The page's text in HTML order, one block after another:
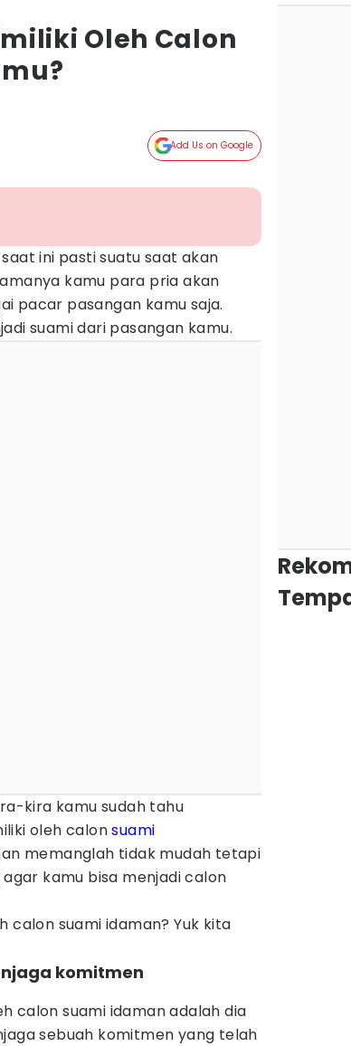
Oleh Calon
Add Us on Google
ini pasti suatu saat akan
kamu para pria akan
pacar pasangan kamu saja.
suami dari pasangan kamu.
kira kamu sudah tahu
oleh calonsuami
memanglah tidak mudah tetapi
kamu bisa menjadi calon
calon suami idaman? Yuk kita
komitmen
calon suami idaman adalah dia
sebuah komitmen yang telah